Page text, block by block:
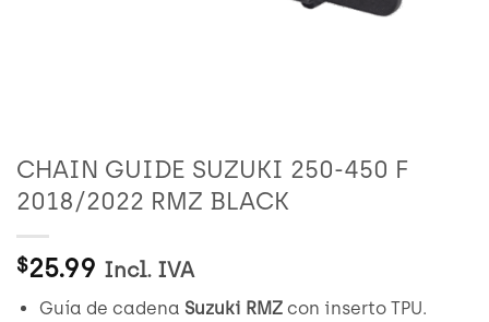
CHAIN GUIDE SUZUKI 250-450 F
2018/2022 RMZ BLACK
$25.99 Incl. IVA
Guía de cadena Suzuki RMZcon inserto TPU.